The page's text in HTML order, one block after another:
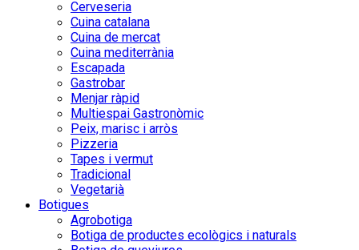
Cerveseria
Cuina catalana
Cuina de mercat
Cuina mediterrània
Escapada
Gastrobar
Menjar ràpid
Multiespai Gastronòmic
Peix, marisc i arròs
Pizzeria
Tapes i vermut
Tradicional
Vegetarià
Botigues
Agrobotiga
Botiga de productes ecològics i naturals